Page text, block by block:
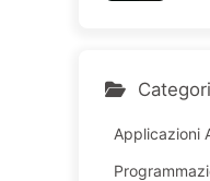
63
Applicazioni